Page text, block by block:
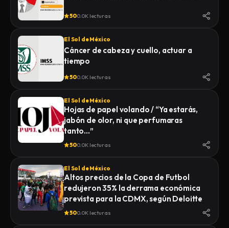
500.0K lecturas
El Sol de México
Cáncer de cabeza y cuello, actuar a
tiempo
500.0K lecturas
El Sol de México
Hojas de papel volando / “Ya estarás,
jabón de olor, ni que perfumaras
tanto…”
500.0K lecturas
El Sol de México
Altos precios de la Copa de Futbol
redujeron 35% la derrama económica
prevista para la CDMX, según Deloitte
500.0K lecturas